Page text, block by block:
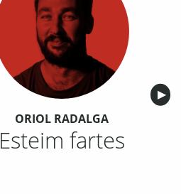
▶︎
ORIOL RADALGA
Esteim fartes